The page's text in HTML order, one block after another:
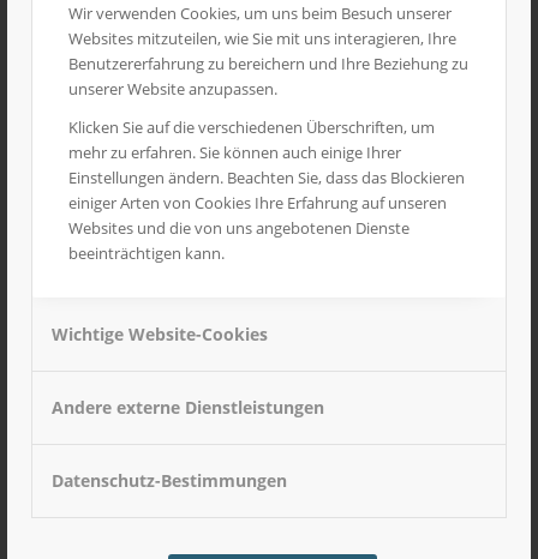
Wir verwenden Cookies, um uns beim Besuch unserer
Websites mitzuteilen, wie Sie mit uns interagieren, Ihre
Benutzererfahrung zu bereichern und Ihre Beziehung zu
unserer Website anzupassen.
Klicken Sie auf die verschiedenen Überschriften, um
mehr zu erfahren. Sie können auch einige Ihrer
Einstellungen ändern. Beachten Sie, dass das Blockieren
einiger Arten von Cookies Ihre Erfahrung auf unseren
Websites und die von uns angebotenen Dienste
beeinträchtigen kann.
Wichtige Website-Cookies
Andere externe Dienstleistungen
Datenschutz-Bestimmungen